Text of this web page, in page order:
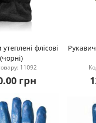
Купити
флісові
(чорні)
11092
грн